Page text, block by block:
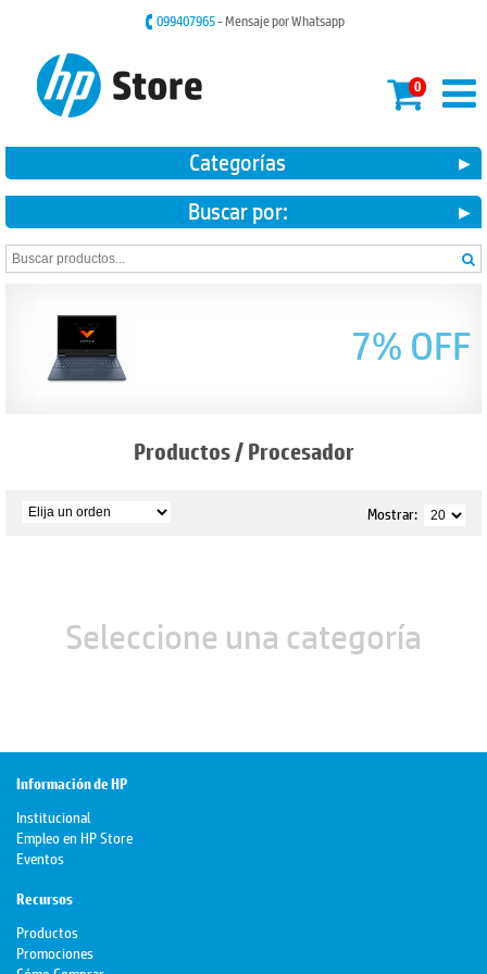
099407965- Mensaje por Whatsapp
0
Categorías
Buscar por:
7% OFF
Productos/Procesador
Mostrar:
Seleccione una categoría
Información de HP
Institucional
Empleo en HP Store
Eventos
Recursos
Productos
Promociones